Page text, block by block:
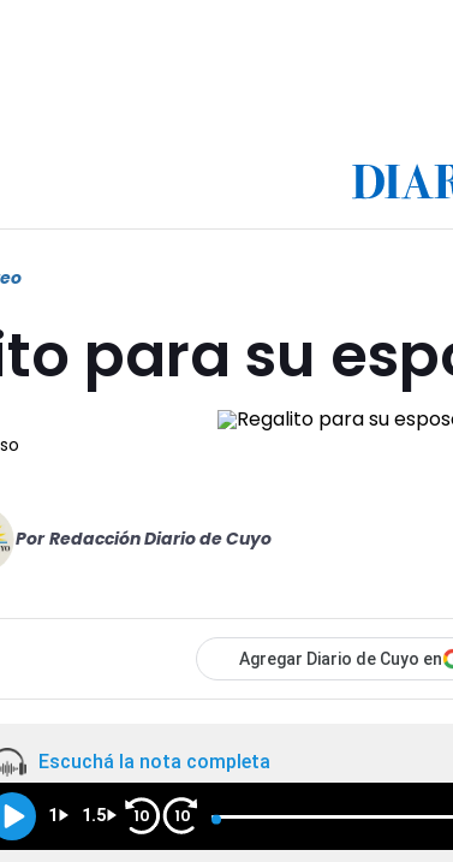
para su
Por Redacción Diario de Cuyo
Agregar Diario de Cuyo en
Escuchá la nota completa
1 1.5 10 10